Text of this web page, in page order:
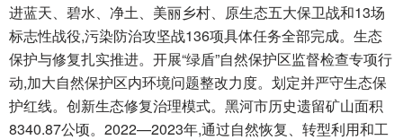
进蓝天、碧水、净土、美丽乡村、原生态五大保卫战和13场
标志性战役,污染防治攻坚战136项具体任务全部完成。生态
保护与修复扎实推进。开展“绿盾”自然保护区监督检查专项行
动,加大自然保护区内环境问题整改力度。划定并严守生态保
护红线。创新生态修复治理模式。黑河市历史遗留矿山面积
8340.87公顷。2022—2023年,通过自然恢复、转型利用和工